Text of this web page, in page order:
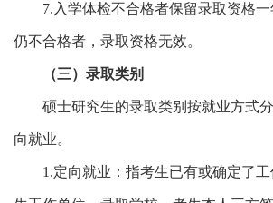
7.入学体检不合格者保留录取资格
仍不合格者，录取资格无效。
（三）录取类别
硕士研究生的录取类别按就业方式
向就业。
1.定向就业：指考生已有或确定了